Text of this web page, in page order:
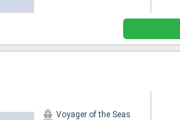
Voyager of the Seas